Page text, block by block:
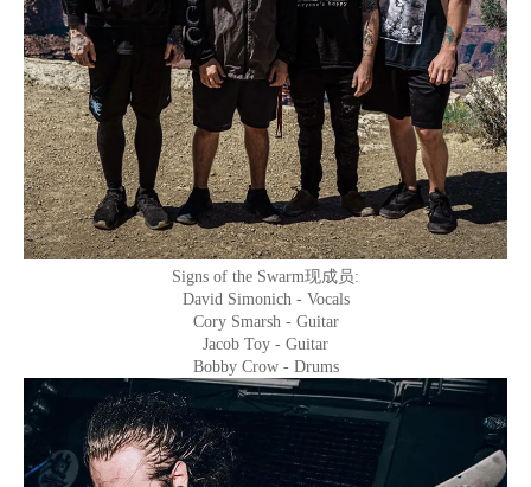
Signs of the Swarm现成员:
David Simonich - Vocals
Cory Smarsh - Guitar
Jacob Toy - Guitar
Bobby Crow - Drums